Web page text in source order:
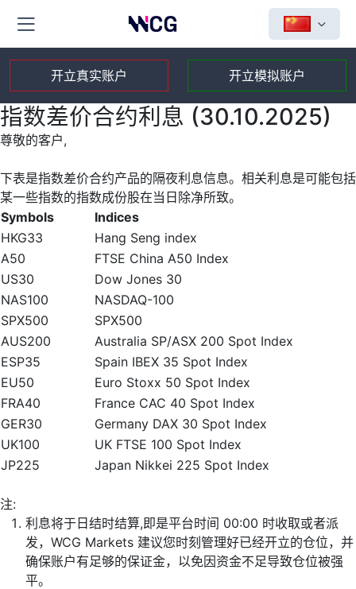
开立真实账户 开立模拟账户
指数差价合约利息 (30.10.2025)
尊敬的客户,
下表是指数差价合约产品的隔夜利息信息。相关利息是可能包括
某一些指数的指数成份股在当日除净所致。
Symbols
Indices
HKG33
Hang Seng index
A50
FTSE China A50 Index
US30
Dow Jones 30
NAS100
NASDAQ-100
SPX500
SPX500
AUS200
Australia SP/ASX 200 Spot Index
ESP35
Spain IBEX 35 Spot Index
EU50
Euro Stoxx 50 Spot Index
FRA40
France CAC 40 Spot Index
GER30
Germany DAX 30 Spot Index
UK100
UK FTSE 100 Spot Index
JP225
Japan Nikkei 225 Spot Index
注:
利息将于日结时结算,即是平台时间 00:00 时收取或者派
发，WCG Markets 建议您时刻管理好已经开立的仓位，并
确保账户有足够的保证金，以免因资金不足导致仓位被强
平。